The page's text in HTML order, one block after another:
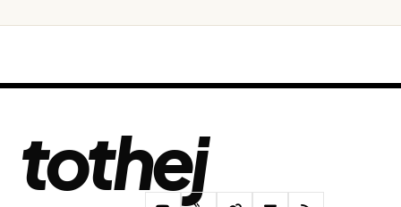
tothej